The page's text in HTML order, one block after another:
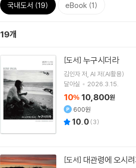
국내도서 (19) eBook (1)
19개
[도서] 누구시더라
김인자저 AI 저(AI활용)
달아실
2026.3.15.
10% 10,800원
600원
10.0 (3)
[도서] 대관령에 오시